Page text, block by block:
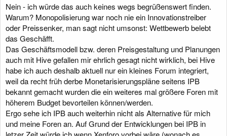
Nein - ich würde das auch keines wegs begrüßenswert finden.
Warum? Monopolisierung war noch nie ein Innovationstreiber
oder Preissenker, man sagt nicht umsonst: Wettbewerb belebt
das Geschäfft.
Das Geschäftsmodell bzw. deren Preisgestaltung und Planungen
auch mit Hive gefallen mir ehrlich gesagt nicht wirklich, bei Hive
habe ich auch deshalb aktuell nur ein kleines Forum integriert,
weil da recht früh derbe Monetarisierungspläne seitens IPB
bekannt gemacht wurden die ein weiteres mal größere Foren mit
höherem Budget bevorteilen können/werden.
Ergo sehe ich IPB auch weiterhin nicht als Alternative für mich
und meine Foren an. Auf Grund der Entwicklungen bei IPB in